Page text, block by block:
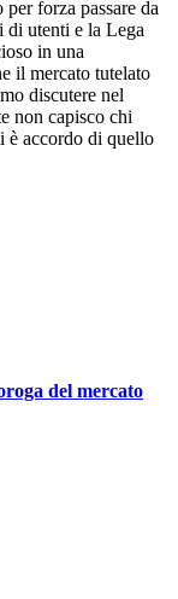
forza passare da
utenti e la Lega
in una
il mercato tutelato
discutere nel
non capisco chi
è accordo di quello
del mercato